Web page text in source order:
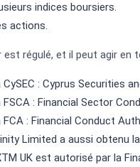
indices boursiers.
actions.
est régulé, et il peut agir en
CySEC : Cyprus Securities
FSCA : Financial Sector
FCA : Financial Conduct
Limited a aussi obtenu
UK est autorisé par la